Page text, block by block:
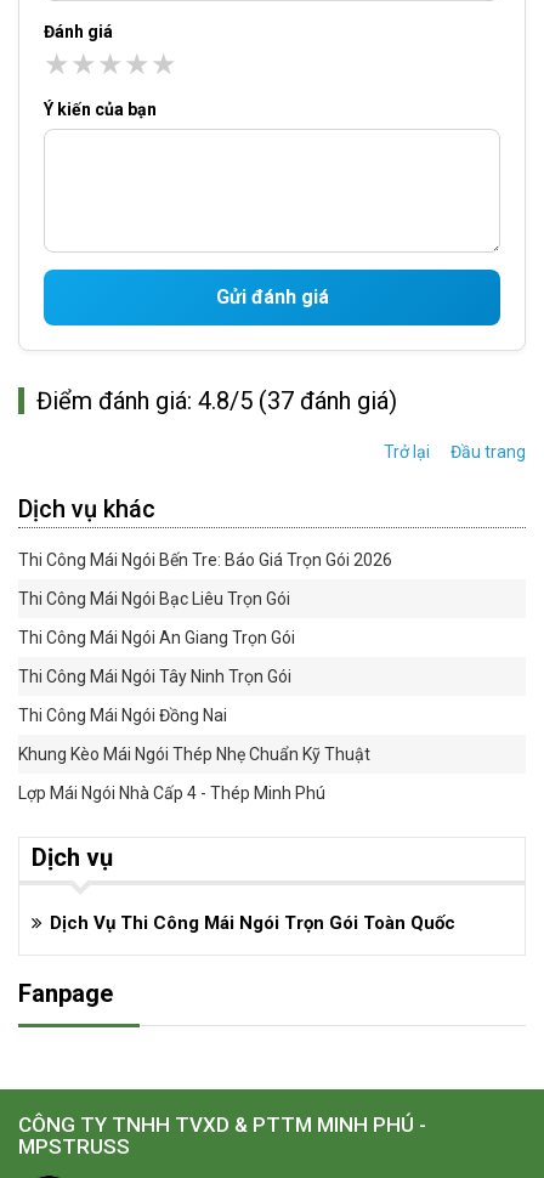
Đánh giá
★★★★★
Ý kiến của bạn
Gửi đánh giá
Điểm đánh giá: 4.8/5 (37 đánh giá)
Trở lại Đầu trang
Dịch vụ khác
Thi Công Mái Ngói Bến Tre: Báo Giá Trọn Gói 2026
Thi Công Mái Ngói Bạc Liêu Trọn Gói
Thi Công Mái Ngói An Giang Trọn Gói
Thi Công Mái Ngói Tây Ninh Trọn Gói
Thi Công Mái Ngói Đồng Nai
Khung Kèo Mái Ngói Thép Nhẹ Chuẩn Kỹ Thuật
Lợp Mái Ngói Nhà Cấp 4 - Thép Minh Phú
Dịch vụ
Dịch Vụ Thi Công Mái Ngói Trọn Gói Toàn Quốc
Fanpage
CÔNG TY TNHH TVXD & PTTM MINH PHÚ -
MPSTRUSS